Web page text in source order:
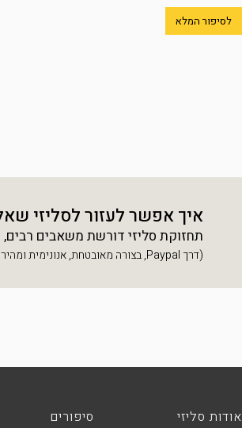
לסיפור המלא
איך אפשר לעזור לסליזי
תחזוקת סליזי דורשת משאבים רבים,
(דרך Paypal, בצורה מאובטחת, אנונימית ומהירה)
אודות סליזי סיפורים